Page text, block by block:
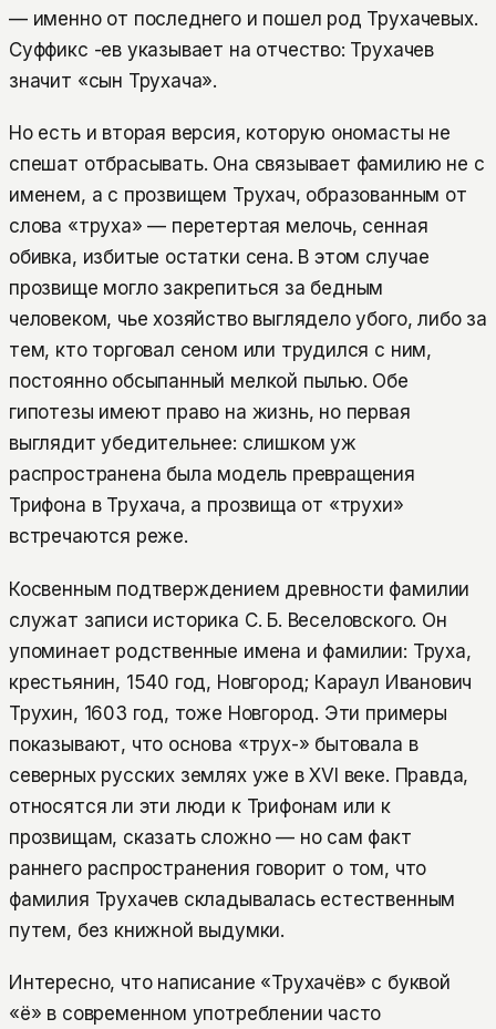
— именно от последнего и пошел род Трухачевых.
Суффикс -ев указывает на отчество: Трухачев
значит «сын Трухача».
Но есть и вторая версия, которую ономасты не
спешат отбрасывать. Она связывает фамилию не с
именем, а с прозвищем Трухач, образованным от
слова «труха» — перетертая мелочь, сенная
обивка, избитые остатки сена. В этом случае
прозвище могло закрепиться за бедным
человеком, чье хозяйство выглядело убого, либо за
тем, кто торговал сеном или трудился с ним,
постоянно обсыпанный мелкой пылью. Обе
гипотезы имеют право на жизнь, но первая
выглядит убедительнее: слишком уж
распространена была модель превращения
Трифона в Трухача, а прозвища от «трухи»
встречаются реже.
Косвенным подтверждением древности фамилии
служат записи историка С. Б. Веселовского. Он
упоминает родственные имена и фамилии: Труха,
крестьянин, 1540 год, Новгород; Караул Иванович
Трухин, 1603 год, тоже Новгород. Эти примеры
показывают, что основа «трух-» бытовала в
северных русских землях уже в XVI веке. Правда,
относятся ли эти люди к Трифонам или к
прозвищам, сказать сложно — но сам факт
раннего распространения говорит о том, что
фамилия Трухачев складывалась естественным
путем, без книжной выдумки.
Интересно, что написание «Трухачёв» с буквой
«ё» в современном употреблении часто